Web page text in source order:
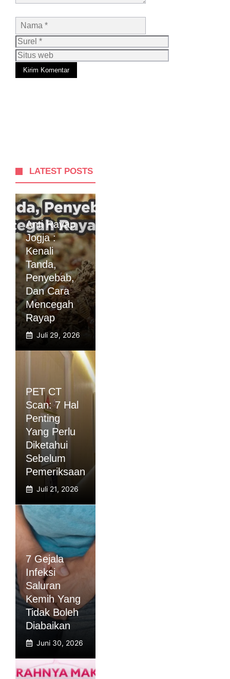
Nama
Surel
Situs
web
LATEST POSTS
Anti Rayap
Jogja :
Kenali
Tanda,
Penyebab,
Dan Cara
Mencegah
Rayap
Juli 29, 2026
PET CT
Scan: 7 Hal
Penting
Yang Perlu
Diketahui
Sebelum
Pemeriksaan
Juli 21, 2026
7 Gejala
Infeksi
Saluran
Kemih Yang
Tidak Boleh
Diabaikan
Juni 30, 2026